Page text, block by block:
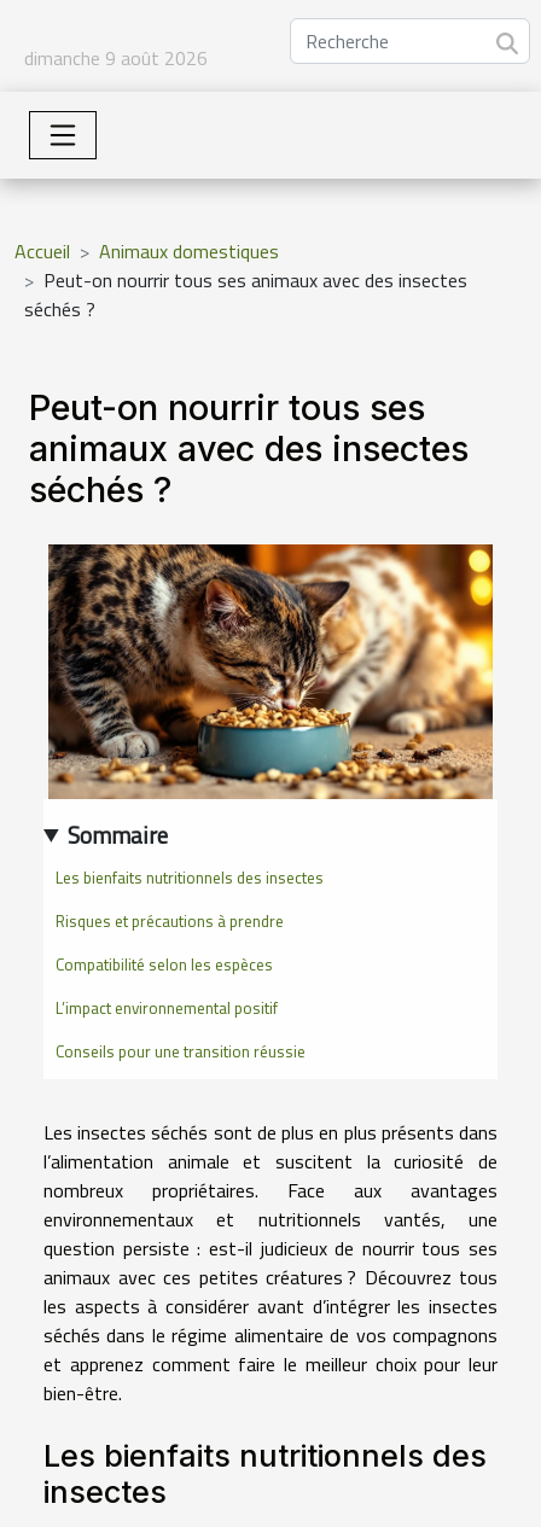
dimanche 9 août 2026
Accueil
Animaux domestiques
Peut-on nourrir tous ses animaux avec des insectes
séchés ?
Peut-on nourrir tous ses
animaux avec des insectes
séchés ?
Sommaire
Les bienfaits nutritionnels des insectes
Risques et précautions à prendre
Compatibilité selon les espèces
L’impact environnemental positif
Conseils pour une transition réussie
Les insectes séchés sont de plus en plus présents dans
l’alimentation animale et suscitent la curiosité de
nombreux propriétaires. Face aux avantages
environnementaux et nutritionnels vantés, une
question persiste : est-il judicieux de nourrir tous ses
animaux avec ces petites créatures ? Découvrez tous
les aspects à considérer avant d’intégrer les insectes
séchés dans le régime alimentaire de vos compagnons
et apprenez comment faire le meilleur choix pour leur
bien-être.
Les bienfaits nutritionnels des
insectes